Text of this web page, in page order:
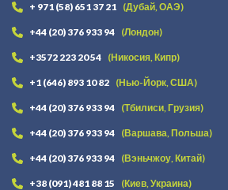
+ 971 (58) 651 37 21 (Дубай, ОАЭ)
+44 (20) 376 933 94 (Лондон)
+3572 223 20 54 (Никосия, Кипр)
+1 (646) 893 10 82 (Нью-Йорк, США)
+44 (20) 376 933 94 (Тбилиси, Грузия)
+44 (20) 376 933 94 (Варшава, Польша)
+44 (20) 376 933 94 (Вэньчжоу, Китай)
+38 (091) 481 88 15 (Киев, Украина)